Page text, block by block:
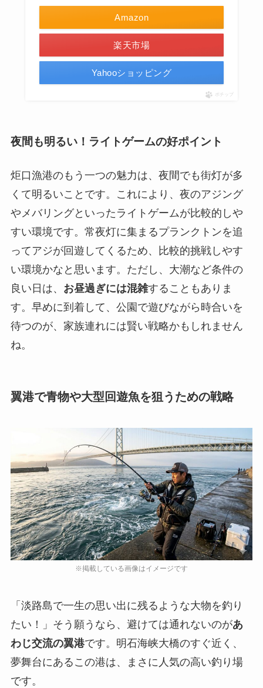
Amazon
楽天市場
Yahooショッピング
ポチップ
夜間も明るい！ライトゲームの好ポイント
炬口漁港のもう一つの魅力は、夜間でも街灯が多
くて明るいことです。これにより、夜のアジング
やメバリングといったライトゲームが比較的しや
すい環境です。常夜灯に集まるプランクトンを追
ってアジが回遊してくるため、比較的挑戦しやす
い環境かなと思います。ただし、大潮など条件の
良い日は、 お昼過ぎには混雑することもありま
す。早めに到着して、公園で遊びながら時合いを
待つのが、家族連れには賢い戦略かもしれません
ね。
翼港で青物や大型回遊魚を狙うための戦略
「淡路島で一生の思い出に残るような大物を釣り
たい！」そう願うなら、避けては通れないのがあ
わじ交流の翼港です。明石海峡大橋のすぐ近く、
夢舞台にあるこの港は、まさに人気の高い釣り場
です。